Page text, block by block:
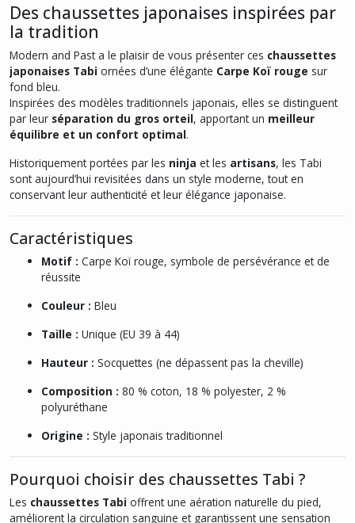
Des chaussettes japonaises inspirées par
la tradition
Modern and Past a le plaisir de vous présenter ces chaussettes
japonaises Tabi ornées d’une élégante Carpe Koï rouge sur
fond bleu.
Inspirées des modèles traditionnels japonais, elles se distinguent
par leur séparation du gros orteil, apportant un meilleur
équilibre et un confort optimal.
Historiquement portées par les ninja et les artisans, les Tabi
sont aujourd’hui revisitées dans un style moderne, tout en
conservant leur authenticité et leur élégance japonaise.
Caractéristiques
Motif : Carpe Koï rouge, symbole de persévérance et de
réussite
Couleur : Bleu
Taille : Unique (EU 39 à 44)
Hauteur : Socquettes (ne dépassent pas la cheville)
Composition : 80 % coton, 18 % polyester, 2 %
polyuréthane
Origine : Style japonais traditionnel
Pourquoi choisir des chaussettes Tabi ?
Les chaussettes Tabi offrent une aération naturelle du pied,
améliorent la circulation sanguine et garantissent une sensation